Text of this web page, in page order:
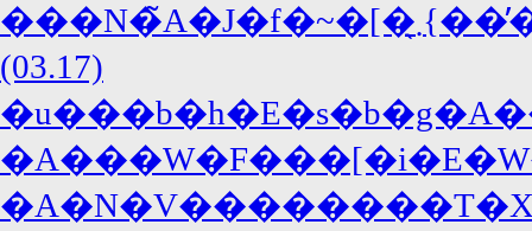
���N�̃A�J�f�~�[�܂̖{���̓W���j�[�E�f�b�v�A�΍R�̓f�B�J�v���I!?
(03.17)